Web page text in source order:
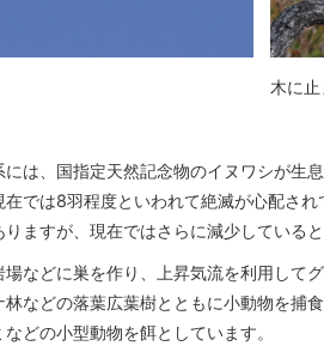
木に
は、国指定天然記念物のイヌワシが生
在では8羽程度といわれて絶滅が心配さ
ますが、現在ではさらに減少していると
場などに巣を作り、上昇気流を利用して
林などの落葉広葉樹とともに小動物を捕
どの小型動物を餌としています。